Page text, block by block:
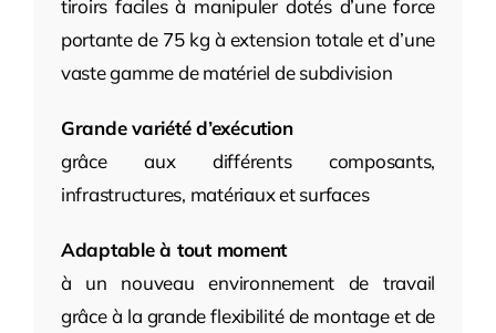
tiroirs faciles à manipuler dotés d’une force
portante de 75 kg à extension totale et d’une
vaste gamme de matériel de subdivision
Grande variété d’exécution
grâce aux différents composants,
infrastructures, matériaux et surfaces
Adaptable à tout moment
à un nouveau environnement de travail
grâce à la grande flexibilité de montage et de